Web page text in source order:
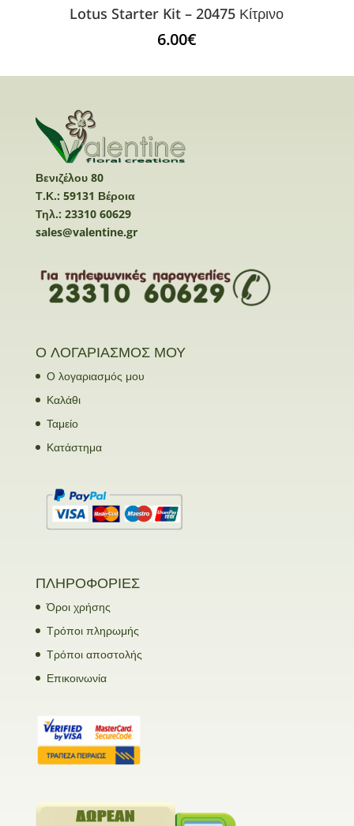
Lotus Starter Kit – 20475 Κίτρινο
6.00€
Βενιζέλου 80
Τ.Κ.: 59131 Βέροια
Τηλ.: 23310 60629
sales@valentine.gr
Ο ΛΟΓΑΡΙΑΣΜΟΣ ΜΟΥ
Ο λογαριασμός μου
Καλάθι
Ταμείο
Κατάστημα
ΠΛΗΡΟΦΟΡΙΕΣ
Όροι χρήσης
Τρόποι πληρωμής
Τρόποι αποστολής
Επικοινωνία